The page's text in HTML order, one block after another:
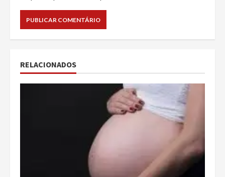
RELACIONADOS